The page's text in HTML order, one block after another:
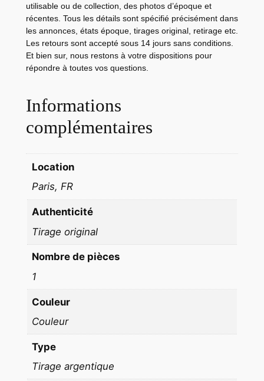
D
S
C
l
é
a
m
b
m
utilisable ou de collection, des photos d’époque et
récentes. Tous les détails sont spécifié précisément dans
les annonces, états époque, tirages original, retirage etc.
Les retours sont accepté sous 14 jours sans conditions.
Et bien sur, nous restons à votre dispositions pour
répondre à toutes vos questions.
Informations
complémentaires
Location
Paris, FR
Authenticité
Tirage original
Nombre de pièces
1
Couleur
Couleur
Type
Tirage argentique